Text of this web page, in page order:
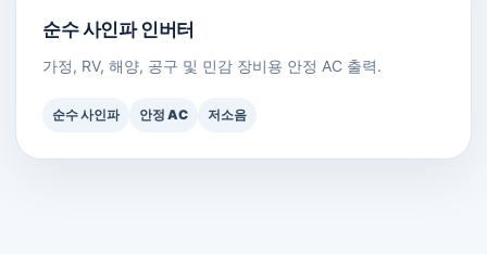
순수 사인파 인버터
가정, RV, 해양, 공구 및 민감 장비용 안정 AC 출력.
순수 사인파 안정 AC 저소음